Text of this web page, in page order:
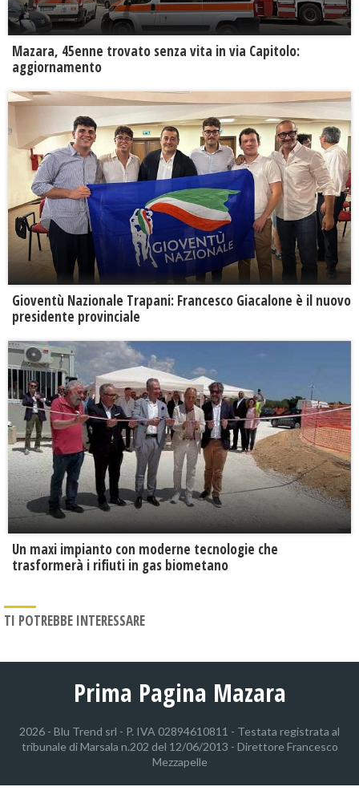
Mazara, 45enne trovato senza vita in via Capitolo:
aggiornamento
Gioventù Nazionale Trapani: Francesco Giacalone è il nuovo
presidente provinciale
Un maxi impianto con moderne tecnologie che
trasformerà i rifiuti in gas biometano
TI POTREBBE INTERESSARE
Prima Pagina Mazara
2026 - Blu Trend srl - P. IVA 02894610811 - Testata registrata al
tribunale di Marsala n.202 del 12/06/2013 - Direttore Francesco
Mezzapelle